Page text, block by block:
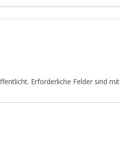
Erforderliche Felder sind mit